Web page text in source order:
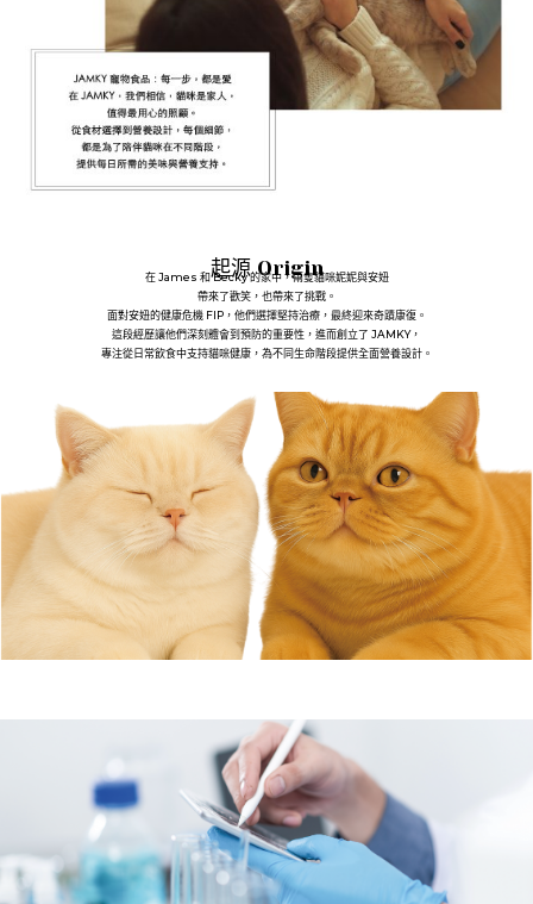
起源 Origin
在 James 和 Becky 的家中，兩隻貓咪妮妮與安妞
帶來了歡笑，也帶來了挑戰。
面對安妞的健康危機 FIP，他們選擇堅持治療，最終迎來奇蹟康復。
這段經歷讓他們深刻體會到預防的重要性，進而創立了 JAMKY，
專注從日常飲食中支持貓咪健康，為不同生命階段提供全面營養設計。